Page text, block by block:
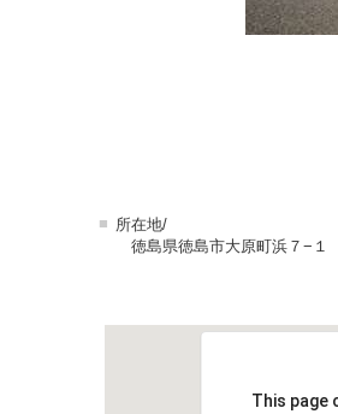
■ 所在地/
徳島県徳島市大原町浜７−１
This page